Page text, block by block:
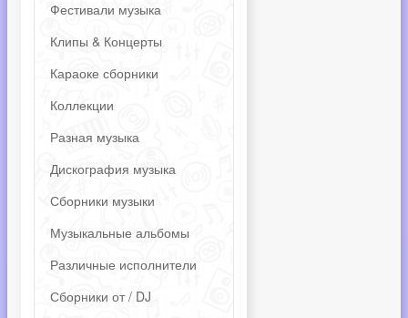
Фестивали музыка
Клипы & Концерты
Караоке сборники
Коллекции
Разная музыка
Дискография музыка
Сборники музыки
Музыкальные альбомы
Различные исполнители
Сборники от / DJ